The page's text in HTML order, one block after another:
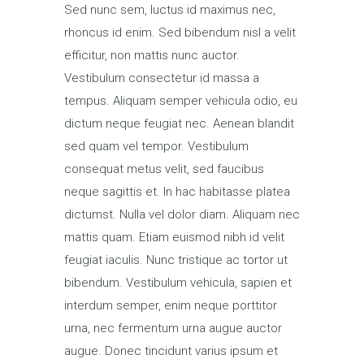
Sed nunc sem, luctus id maximus nec,
rhoncus id enim. Sed bibendum nisl a velit
efficitur, non mattis nunc auctor.
Vestibulum consectetur id massa a
tempus. Aliquam semper vehicula odio, eu
dictum neque feugiat nec. Aenean blandit
sed quam vel tempor. Vestibulum
consequat metus velit, sed faucibus
neque sagittis et. In hac habitasse platea
dictumst. Nulla vel dolor diam. Aliquam nec
mattis quam. Etiam euismod nibh id velit
feugiat iaculis. Nunc tristique ac tortor ut
bibendum. Vestibulum vehicula, sapien et
interdum semper, enim neque porttitor
urna, nec fermentum urna augue auctor
augue. Donec tincidunt varius ipsum et